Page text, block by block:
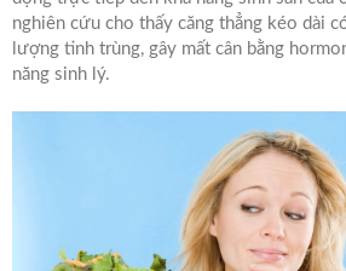
nghiên cứu cho thấy căng thẳng kéo dài
lượng tinh trùng, gây mất cân bằng
năng sinh lý.